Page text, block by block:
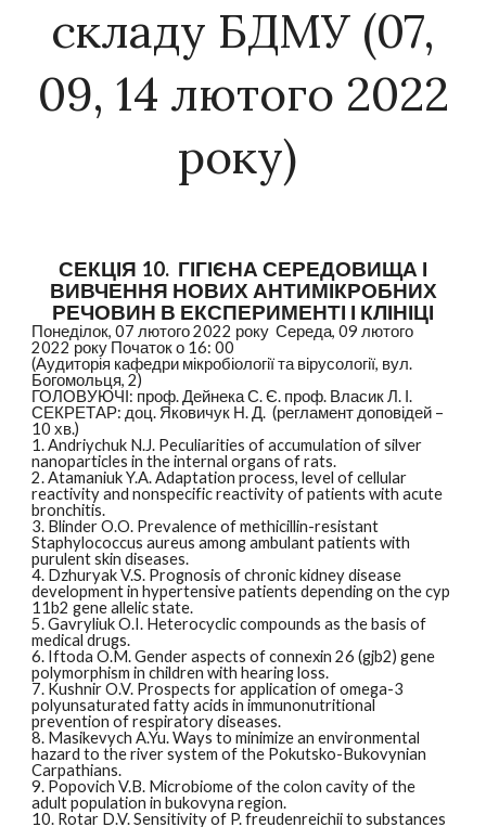
складу БДМУ (07,
09, 14 лютого 2022
року)
СЕКЦІЯ 10. ГІГІЄНА СЕРЕДОВИЩА І
ВИВЧЕННЯ НОВИХ АНТИМІКРОБНИХ
РЕЧОВИН В ЕКСПЕРИМЕНТІ І КЛІНІЦІ
Понеділок, 07 лютого 2022 року Середа, 09 лютого
2022 року Початок о 16: 00
(Аудиторія кафедри мікробіології та вірусології, вул.
Богомольця, 2)
ГОЛОВУЮЧІ: проф. Дейнека С. Є. проф. Власик Л. І.
СЕКРЕТАР: доц. Яковичук Н. Д. (регламент доповідей –
10 хв.)
1. Andriychuk N.J. Peculiarities of accumulation of silver
nanoparticles in the internal organs of rats.
2. Atamaniuk Y.A. Аdaptation process, level of cellular
reactivity and nonspecific reactivity of patients with acute
bronchitis.
3. Blinder O.O. Prevalence of methicillin-resistant
Staphylococcus aureus among ambulant patients with
purulent skin diseases.
4. Dzhuryak V.S. Prognosis of chronic kidney disease
development in hypertensive patients depending on the cyp
11b2 gene allelic state.
5. Gavryliuk O.I. Heterocyclic compounds as the basis of
medical drugs.
6. Iftoda O.M. Gender aspects of connexin 26 (gjb2) gene
polymorphism in children with hearing loss.
7. Kushnir O.V. Prospects for application of omega-3
polyunsaturated fatty acids in immunonutritional
prevention of respiratory diseases.
8. Masikevych A.Yu. Ways to minimize an environmental
hazard to the river system of the Pokutsko-Bukovynian
Carpathians.
9. Popovich V.B. Microbiome of the colon cavity of the
adult population in bukovyna region.
10. Rotar D.V. Sensitivity of P. freudenreichii to substances